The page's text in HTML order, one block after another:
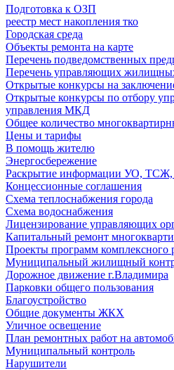
Подготовка к ОЗП
реестр мест накопления тко
Городская среда
Объекты ремонта на карте
Перечень подведомственных
Перечень управляющих
Открытые конкурсы на
Открытые конкурсы по отбору
управления МКД
Общее количество
Цены и тарифы
В помощь жителю
Энергосбережение
Раскрытие информации УО,
Концессионные соглашения
Схема теплоснабжения города
Схема водоснабжения
Лицензирование управляющих
Капитальный ремонт
Проекты программ комплексного
Муниципальный жилищный
Дорожное движение г.Владимира
Парковки общего пользования
Благоустройство
Общие документы ЖКХ
Уличное освещение
План ремонтных работ на
Муниципальный контроль
Нарушители